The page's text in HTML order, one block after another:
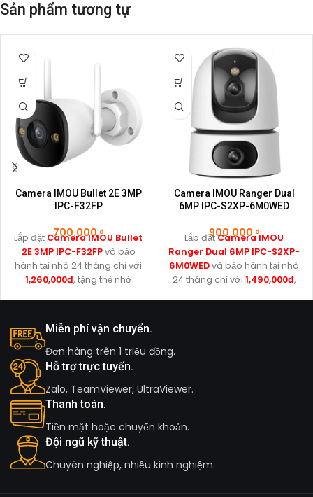
Sản phẩm tương tự
Camera IMOU Bullet 2E 3MP
IPC-F32FP
700.000₫
Lắp đặt Camera IMOU Bullet
2E 3MP IPC-F32FPvà bảo
hành tại nhà 24 tháng chỉ với
1,260,000đ, tặng thẻ nhớ
Camera IMOU Ranger Dual
6MP IPC-S2XP-6M0WED
900.000₫
Lắp đặtCamera IMOU
Ranger Dual 6MP IPC-S2XP-
6M0WEDvà bảo hành tại nhà
24 tháng chỉ với 1,490,000đ,
Miễn phí vận chuyển.
Đơn hàng trên 1 triệu đồng.
Hỗ trợ trực tuyến.
Zalo, TeamViewer, UltraViewer.
Thanh toán.
Tiền mặt hoặc chuyển khoản.
Đội ngũ kỹ thuật.
Chuyên nghiệp, nhiều kinh nghiệm.